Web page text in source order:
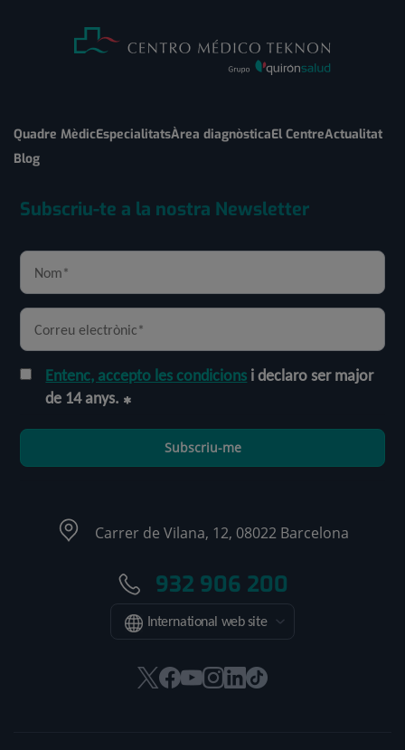
Quadre MèdicEspecialitatsÀrea diagnòsticaEl CentreActualitat
Blog
Subscriu-te a la nostra Newsletter
Entenc, accepto les condicions i declaro ser major
de 14 anys.
Subscriu-me
Carrer de Vilana, 12, 08022 Barcelona
932 906 200
International web site
AquestAquestAquestAquest
AquestEnllaç